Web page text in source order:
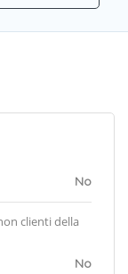
No
clienti della
No